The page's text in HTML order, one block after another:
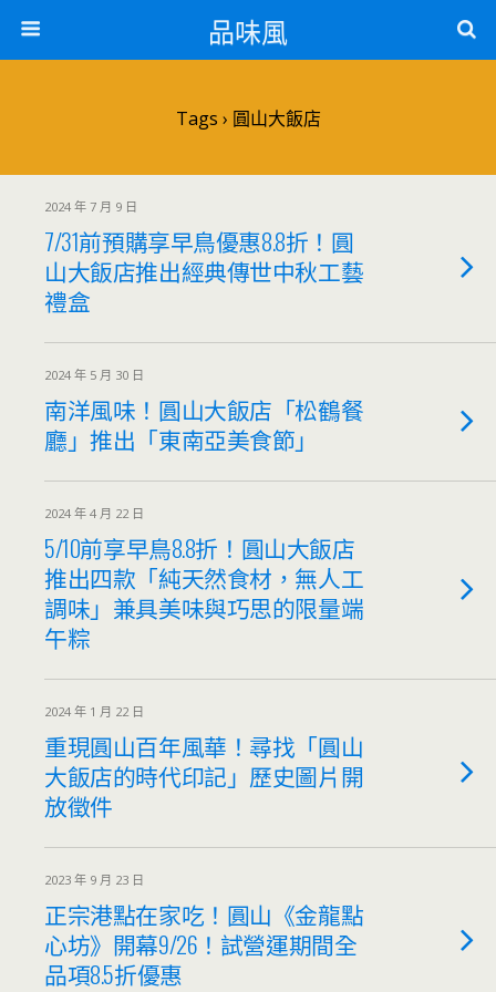
品味風
Tags › 圓山大飯店
2024 年 7 月 9 日
7/31前預購享早鳥優惠8.8折！圓
山大飯店推出經典傳世中秋工藝
禮盒
2024 年 5 月 30 日
南洋風味！圓山大飯店「松鶴餐
廳」推出「東南亞美食節」
2024 年 4 月 22 日
5/10前享早鳥8.8折！圓山大飯店
推出四款「純天然食材，無人工
調味」兼具美味與巧思的限量端
午粽
2024 年 1 月 22 日
重現圓山百年風華！尋找「圓山
大飯店的時代印記」歷史圖片開
放徵件
2023 年 9 月 23 日
正宗港點在家吃！圓山《金龍點
心坊》開幕9/26！試營運期間全
品項8.5折優惠